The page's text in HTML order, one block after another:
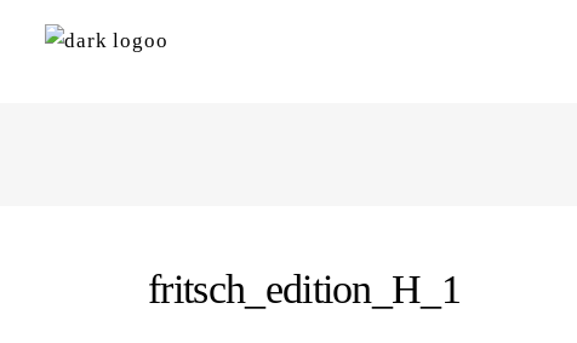
fritsch_edition_H_1